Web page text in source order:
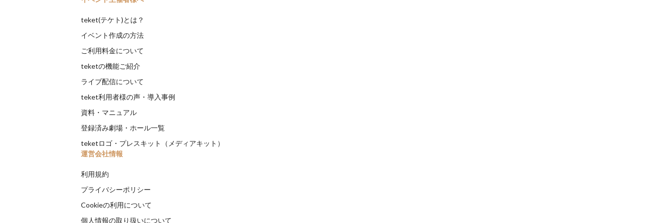
teket(テケト)とは？
イベント作成の方法
ご利用料金について
teketの機能ご紹介
ライブ配信について
teket利用者様の声・導入事例
資料・マニュアル
登録済み劇場・ホール一覧
teketロゴ・プレスキット（メディアキット）
運営会社情報
利用規約
プライバシーポリシー
Cookieの利用について
個人情報の取り扱いについて